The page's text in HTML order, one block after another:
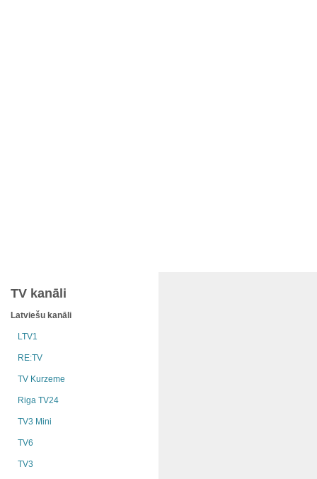
TV kanāli
Latviešu kanāli
LTV1
RE:TV
TV Kurzeme
Riga TV24
TV3 Mini
TV6
TV3